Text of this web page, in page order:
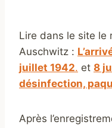
Lire dans le site le
Auschwitz :
juillet 1942. et 8
désinfection,
Après